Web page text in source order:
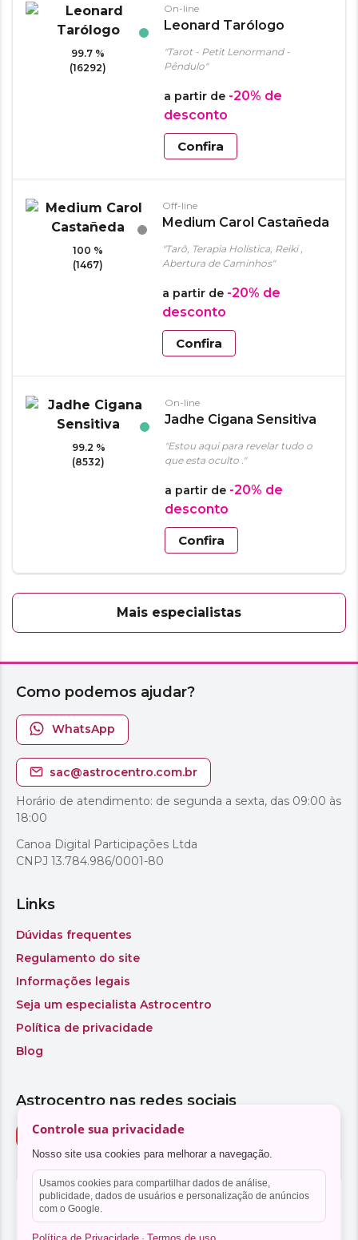
99.7 %
(16292)
On-line
Leonard Tarólogo
"Tarot - Petit Lenormand -
Pêndulo"
a partir de -20% de
desconto
Confira
100 %
(1467)
Off-line
Medium Carol Castañeda
"Tarô, Terapia Holística, Reiki ,
Abertura de Caminhos"
a partir de -20% de
desconto
Confira
99.2 %
(8532)
On-line
Jadhe Cigana Sensitiva
"Estou aqui para revelar tudo o
que esta oculto ."
a partir de -20% de
desconto
Confira
Mais especialistas
Controle sua privacidade
Nosso site usa cookies para melhorar a navegação.
Usamos cookies para compartilhar dados de análise,
publicidade, dados de usuários e personalização de anúncios
com o Google.